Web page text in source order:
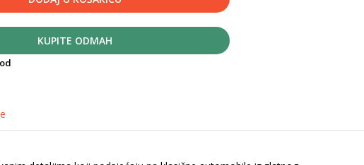
KUPITE ODMAH